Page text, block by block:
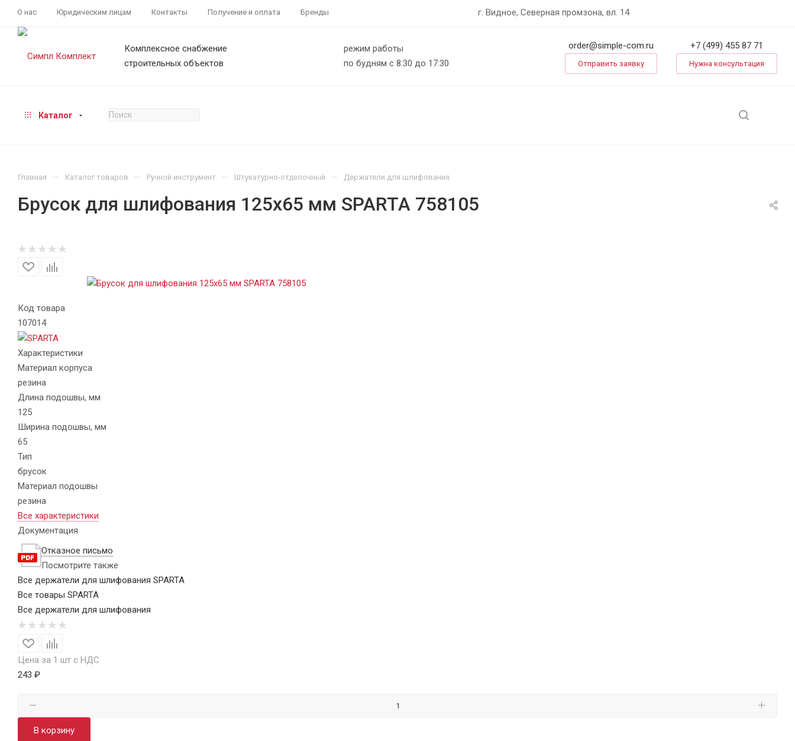
О нас Юридическим лицам Контакты Получение и оплата Бренды г. Видное, Северная промзона, вл. 14
Комплексное снабжение
строительных объектов
режим работы
по будням с 8:30 до 17:30
order@simple-com.ru
Отправить заявку
+7 (499) 455 87 71
Нужна консультация
Каталог
Главная — Каталог товаров — Ручной инструмент — Штукатурно-отделочный — Держатели для шлифования
Брусок для шлифования 125х65 мм SPARTA 758105
Код товара
107014
Характеристики
Материал корпуса
резина
Длина подошвы, мм
125
Ширина подошвы, мм
65
Тип
брусок
Материал подошвы
резина
Все характеристики
Документация
Отказное письмо
Посмотрите также
Все держатели для шлифования SPARTA
Все товары SPARTA
Все держатели для шлифования
Цена за 1 шт с НДС
243 ₽
В корзину